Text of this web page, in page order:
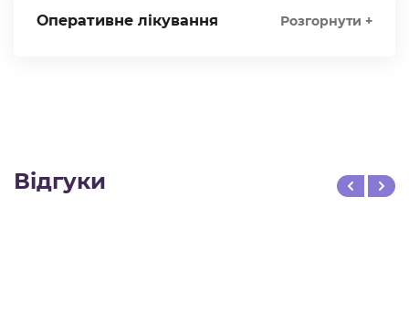
Оперативне лікування Розгорнути +
Відгуки